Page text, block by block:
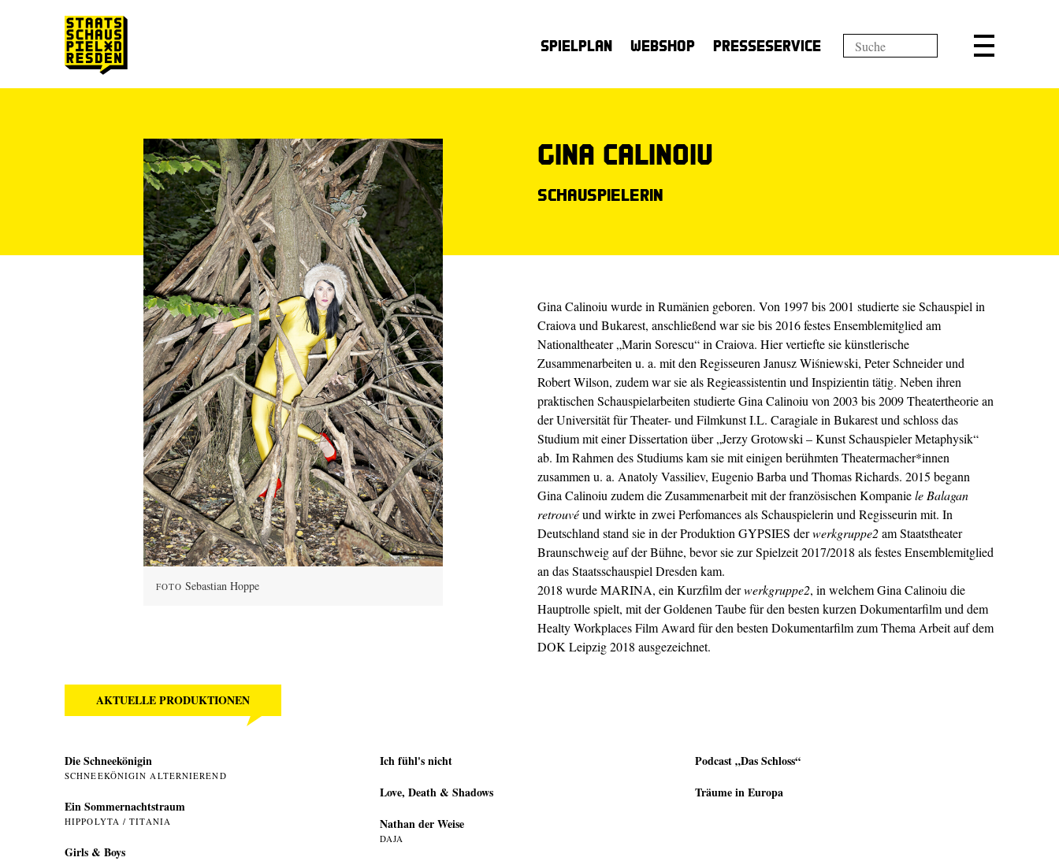
Spielplan Webshop Presseservice
FOTO Sebastian Hoppe
Gina Calinoiu
Schauspielerin
Gina Calinoiu wurde in Rumänien geboren. Von 1997 bis 2001 studierte sie Schauspiel in
Craiova und Bukarest, anschließend war sie bis 2016 festes Ensemblemitglied am
Nationaltheater „Marin Sorescu“ in Craiova. Hier vertiefte sie künstlerische
Zusammenarbeiten u. a. mit den Regisseuren Janusz Wiśniewski, Peter Schneider und
Robert Wilson, zudem war sie als Regieassistentin und Inspizientin tätig. Neben ihren
praktischen Schauspielarbeiten studierte Gina Calinoiu von 2003 bis 2009 Theatertheorie an
der Universität für Theater- und Filmkunst I.L. Caragiale in Bukarest und schloss das
Studium mit einer Dissertation über „Jerzy Grotowski – Kunst Schauspieler Metaphysik“
ab. Im Rahmen des Studiums kam sie mit einigen berühmten Theatermacher*innen
zusammen u. a. Anatoly Vassiliev, Eugenio Barba und Thomas Richards. 2015 begann
Gina Calinoiu zudem die Zusammenarbeit mit der französischen Kompaniele Balagan
retrouvéund wirkte in zwei Perfomances als Schauspielerin und Regisseurin mit. In
Deutschland stand sie in der Produktion GYPSIES derwerkgruppe2am Staatstheater
Braunschweig auf der Bühne, bevor sie zur Spielzeit 2017/2018 als festes Ensemblemitglied
an das Staatsschauspiel Dresden kam.
2018 wurde MARINA, ein Kurzfilm derwerkgruppe2, in welchem Gina Calinoiu die
Hauptrolle spielt, mit der Goldenen Taube für den besten kurzen Dokumentarfilm und dem
Healty Workplaces Film Award für den besten Dokumentarfilm zum Thema Arbeit auf dem
DOK Leipzig 2018 ausgezeichnet.
AKTUELLE PRODUKTIONEN
Die Schneekönigin
SCHNEEKÖNIGIN ALTERNIEREND
Ein Sommer­nachtstraum
HIPPOLYTA / TITANIA
Girls & Boys
Ich fühl's nicht
Love, Death & Shadows
Nathan der Weise
DAJA
Podcast „Das Schloss“
Träume in Europa